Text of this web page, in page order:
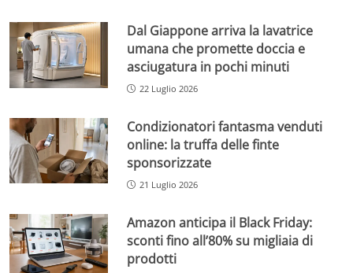
Dal Giappone arriva la lavatrice
umana che promette doccia e
asciugatura in pochi minuti
22 Luglio 2026
Condizionatori fantasma venduti
online: la truffa delle finte
sponsorizzate
21 Luglio 2026
Amazon anticipa il Black Friday:
sconti fino all’80% su migliaia di
prodotti